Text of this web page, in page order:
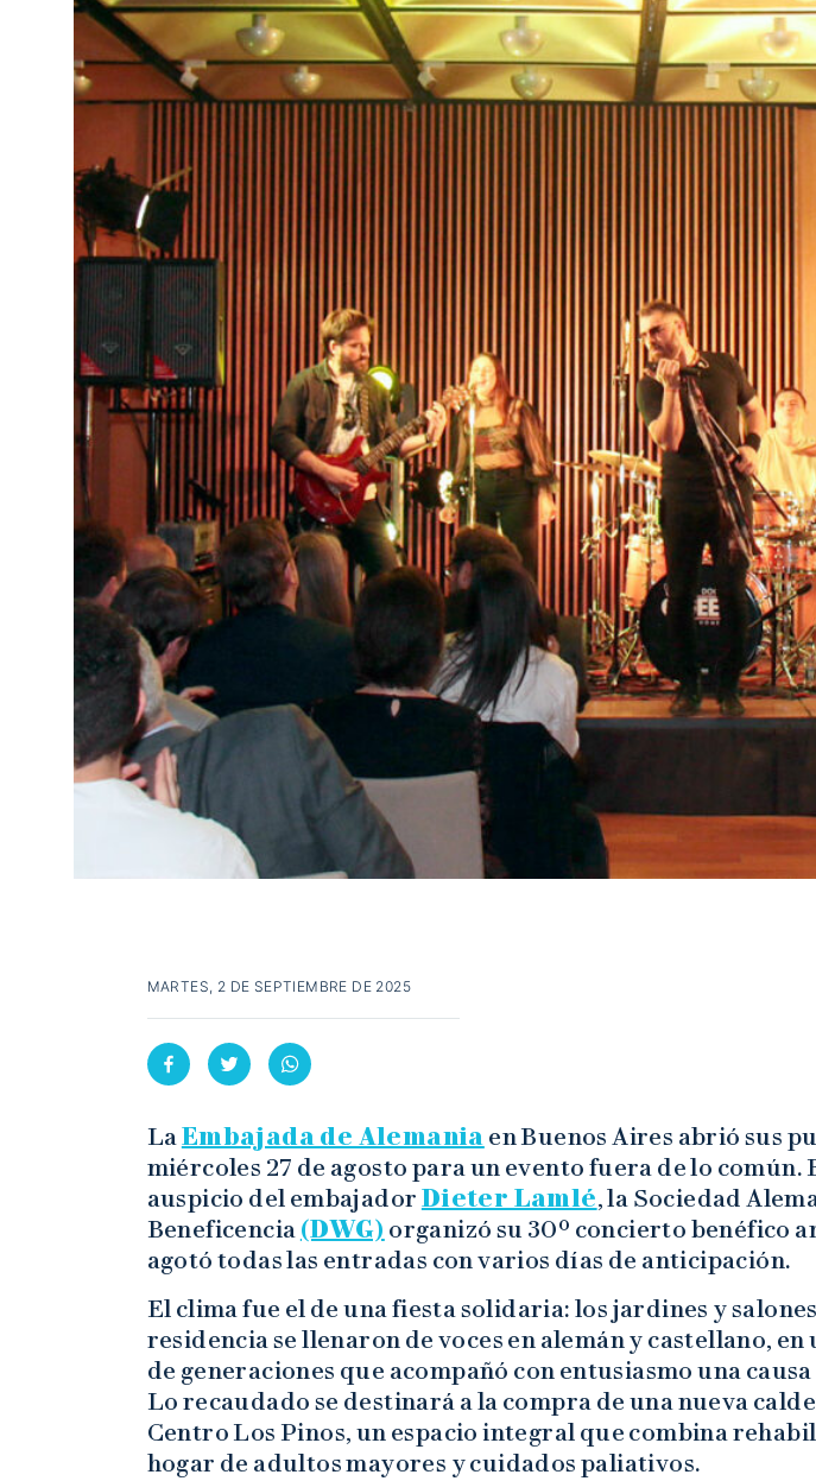
MARTES, 2 DE SEPTIEMBRE DE 2025
LaEmbajada de Alemania en Buenos Aires abrió sus
miércoles 27 de agosto para un evento fuera de lo común.
auspicio del embajador Dieter Lamlé, la Sociedad
Beneficencia (DWG) organizó su 30º concierto benéfico
agotó todas las entradas con varios días de anticipación.
El clima fue el de una fiesta solidaria: los jardines y
residencia se llenaron de voces en alemán y castellano, en
de generaciones que acompañó con entusiasmo una
Lo recaudado se destinará a la compra de una nueva
Centro Los Pinos, un espacio integral que combina
hogar de adultos mayores y cuidados paliativos.